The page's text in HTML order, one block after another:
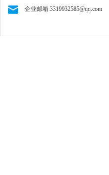
企业邮箱:3319932585@qq.com